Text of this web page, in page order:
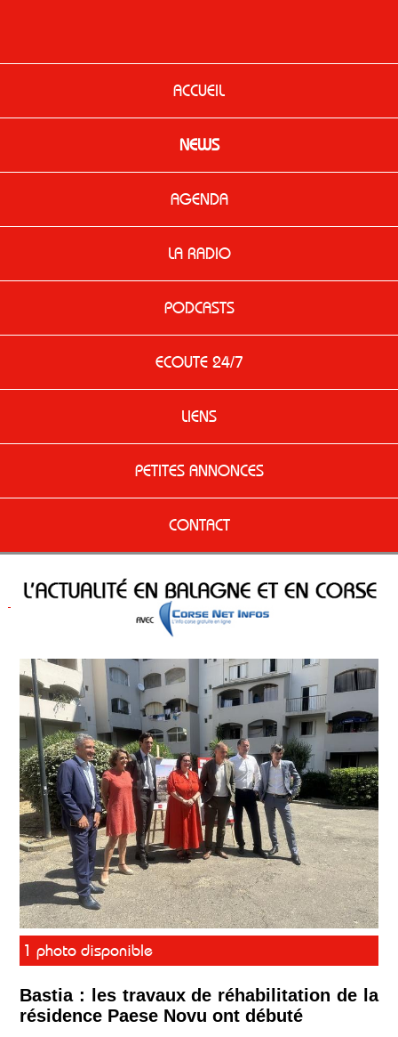
ACCUEIL
NEWS
AGENDA
LA RADIO
PODCASTS
ECOUTE 24/7
LIENS
PETITES ANNONCES
CONTACT
1 photo disponible
Bastia : les travaux de réhabilitation de la
résidence Paese Novu ont débuté